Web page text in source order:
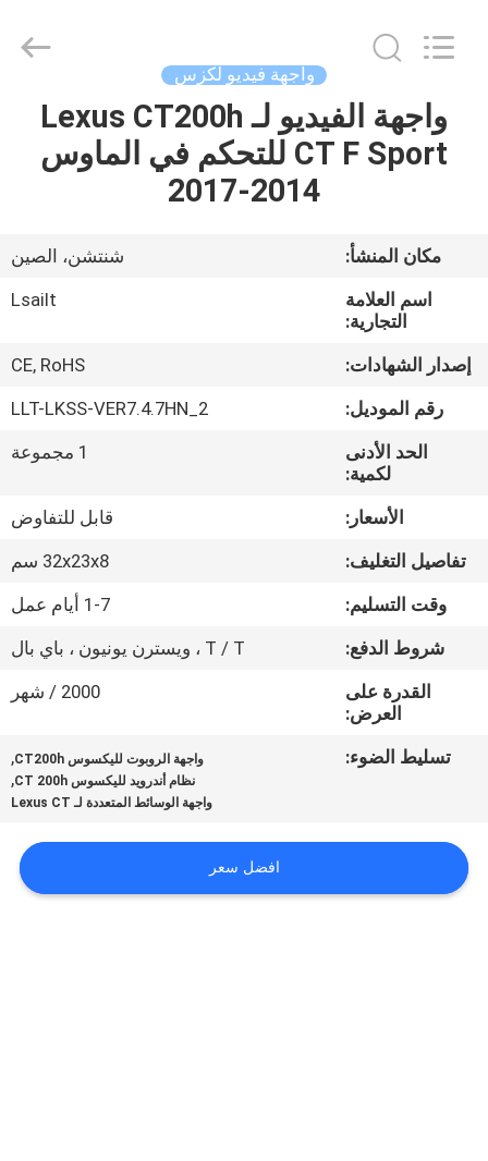
منزل،
بيت
أشرطة
معلومات
في
المعمل
مراقبة
الجودة
اتصل
أخبار
Electron
Co.,Ltd.
واجهة فيديو لكزس
واجهة الفيديو لـ Lexus CT200h
CT F Sport للتحكم في الماوس
2014-2017
مكان المنشأ:
شنتشن، الصين
اسم العلامة
التجارية:
Lsailt
إصدار الشهادات:
CE, RoHS
رقم الموديل:
LLT-LKSS-VER7.4.7HN_2
الحد الأدنى
لكمية:
1 مجموعة
الأسعار:
قابل للتفاوض
تفاصيل التغليف:
32x23x8 سم
وقت التسليم:
1-7 أيام عمل
شروط الدفع:
T / T ، ويسترن يونيون ، باي بال
القدرة على
العرض:
2000 / شهر
تسليط الضوء: واجهة الروبوت لليكسوس CT200h ,
نظام أندرويد لليكسوس CT 200h ,
واجهة الوسائط المتعددة لـ Lexus CT
افضل سعر